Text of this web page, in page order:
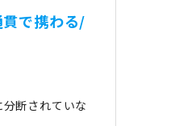
で携わる/
断されていな